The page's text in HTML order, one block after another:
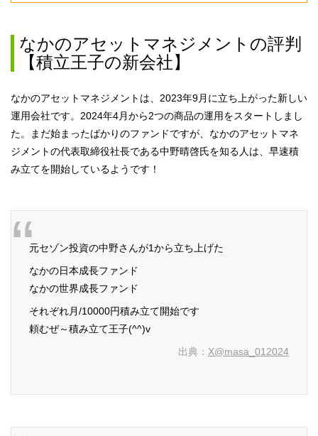
なかのアセットマネジメントの評判
【積立王子の新会社】
なかのアセットマネジメントは、2023年9月に立ち上がった新しい
運用会社です。2024年4月から2つの商品の運用をスタートしまし
た。まだ始まったばかりのファンドですが、なかのアセットマネ
ジメントの代表取締役社長である中野晴啓氏を知る人は、早速積
み立てを開始しているようです！
元セゾン投資の中野さんが1から立ち上げた
なかの日本成長ファンド
なかの世界成長ファンド
それぞれ月/10000円積み立て開始です
頼むぜ～積み立て王子(^^)v
出典： X@masa_012024